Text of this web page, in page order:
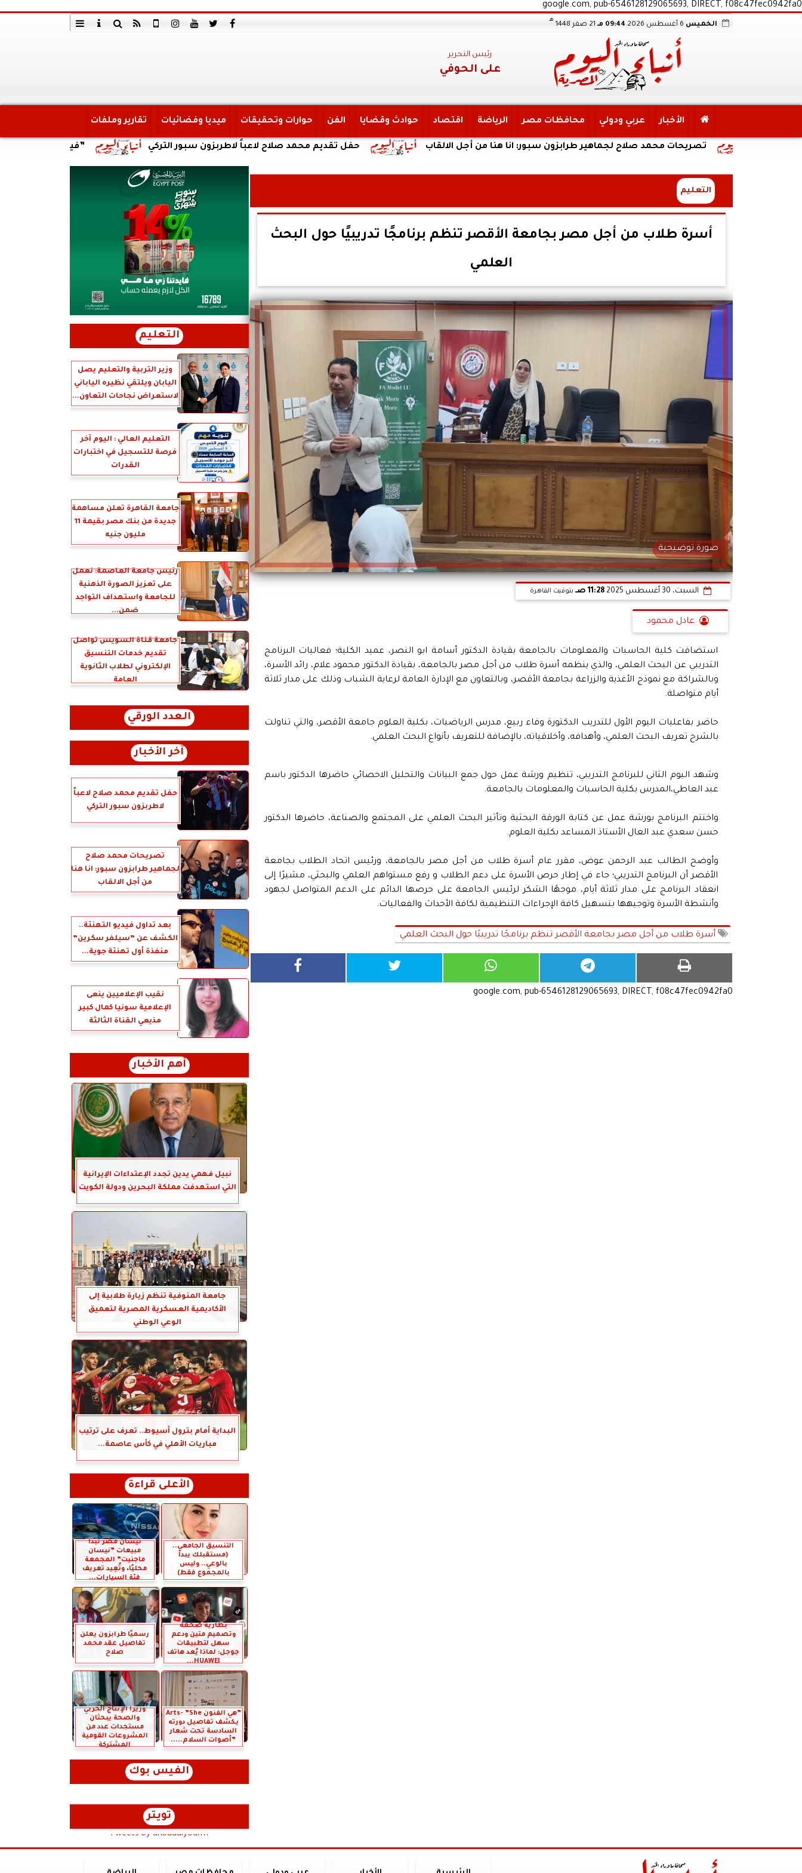
google.com, pub-6546128129065693, DIRECT, f08c47fec0942fa0
الخميس 09:44 مـ 21 صفر 1448
هـ
رئيس التحرير
على الحوفي
الأخبار عربي ودولي محافظات مصر الرياضة اقتصاد حوادث وقضايا الفن حوارات وتحقيقات ميديا وفضائيات تقارير وملفات
”فيفا” يهنئ شوقي غريب حفل تقديم محمد صلاح لاعباً لاطربزون سبور التركي تصريحات محمد صلاح لجماهير طرابزون سبور: انا هنا من أجل الالقاب
التعليم
أسرة طلاب من أجل مصر بجامعة الأقصر تنظم برنامجًا تدريبيًا حول البحث
العلمي
صورة توضيحية
السبت، 30 أغسطس 2025 11:28 صـ بتوقيت القاهرة
عادل محمود
استضافت كلية الحاسبات والمعلومات بالجامعة بقيادة الدكتور أسامة ابو النصر، عميد الكلية؛ فعاليات البرنامج
التدريبي عن البحث العلمي، والذي ينظمه أسرة طلاب من أجل مصر بالجامعة، بقيادة الدكتور محمود علام، رائد الأسرة،
وبالشراكة مع نموذج الأغذية والزراعة بجامعة الأقصر، وبالتعاون مع الإدارة العامة لرعاية الشباب وذلك على مدار ثلاثة
أيام متواصلة.
حاضر بفاعليات اليوم الأول للتدريب الدكتورة وفاء ربيع، مدرس الرياضيات، بكلية العلوم جامعة الأقصر، والتي تناولت
بالشرح تعريف البحث العلمي، وأهدافه، وأخلاقياته، بالإضافة للتعريف بأنواع البحث العلمي.
وشهد اليوم الثاني للبرنامج التدريبي، تنظيم ورشة عمل حول جمع البيانات والتحليل الاحصائي حاضرها الدكتور باسم
عبد العاطي،المدرس بكلية الحاسبات والمعلومات بالجامعة.
واختتم البرنامج بورشة عمل عن كتابة الورقة البحثية وتأثير البحث العلمي على المجتمع والصناعة، حاضرها الدكتور
حسن سعدي عبد العال الأستاذ المساعد بكلية العلوم.
وأوضح الطالب عبد الرحمن عوض، مقرر عام أسرة طلاب من أجل مصر بالجامعة، ورئيس اتحاد الطلاب بجامعة
الأقصر أن البرنامج التدريبي؛ جاء في إطار حرص الأسرة على دعم الطلاب و رفع مستواهم العلمي والبحثي، مشيرًا إلى
انعقاد البرنامج على مدار ثلاثة أيام، موجهًا الشكر لرئيس الجامعة على حرصها الدائم على الدعم المتواصل لجهود
وأنشطة الأسرة وتوجيهها بتسهيل كافة الإجراءات التنظيمية لكافة الأحداث والفعاليات.
أسرة طلاب من أجل مصر بجامعة الأقصر تنظم برنامجًا تدريبيًا حول البحث العلمي
google.com, pub-6546128129065693, DIRECT, f08c47fec0942fa0
التعليم
وزير التربية والتعليم يصل
اليابان ويلتقي نظيره الياباني
لاستعراض نجاحات التعاون...
التعليم العالي : اليوم آخر
فرصة للتسجيل في اختبارات
القدرات
جامعة القاهرة تعلن مساهمة
جديدة من بنك مصر بقيمة 11
مليون جنيه
رئيس جامعة العاصمة: نعمل
على تعزيز الصورة الذهنية
للجامعة واستهداف التواجد
ضمن...
جامعة قناة السويس تواصل
تقديم خدمات التنسيق
الإلكتروني لطلاب الثانوية
العامة
العدد الورقي
آخر الأخبار
حفل تقديم محمد صلاح لاعباً
لاطربزون سبور التركي
تصريحات محمد صلاح
لجماهير طرابزون سبور: انا هنا
من أجل الالقاب
بعد تداول فيديو التهنئة..
الكشف عن ”سيلفر سكرين”
منفذة أول تهنئة جوية...
نقيب الإعلاميين ينعى
الإعلامية سونيا كمال كبير
مذيعي القناة الثالثة
أهم الأخبار
نبيل فهمي يدين تجدد الإعتداءات الإيرانية
التي استهدفت مملكة البحرين ودولة الكويت
جامعة المنوفية تنظم زيارة طلابية إلى
الأكاديمية العسكرية المصرية لتعميق
الوعي الوطني
البداية أمام بترول أسيوط.. تعرف على ترتيب
مباريات الأهلي في كأس عاصمة...
الأعلى قراءة
التنسيق الجامعي..
(مستقبلك يبدأ
بالوعي.. وليس
بالمجموع فقط)
نيسان مصر تبدأ
مبيعات ”نيسان
ماجنيت” المجمعة
محليًا، وتُعِيد تعريف
فئة السيارات...
بطارية ضخمة
وتصميم متين ودعم
سهل لتطبيقات
جوجل: لماذا يُعد هاتف
HUAWEI...
رسميًا طرابزون يعلن
تفاصيل عقد محمد
صلاح
”هي الفنون Arts- ”She
يكشف تفاصيل دورته
السادسة تحت شعار
”أصوات السلام.....
وزيرا الإنتاج الحربي
والصحة يبحثان
مستجدات عدد من
المشروعات القومية
المشتركة
الفيس بوك
تويتر
Tweets by anbaaalyoum1